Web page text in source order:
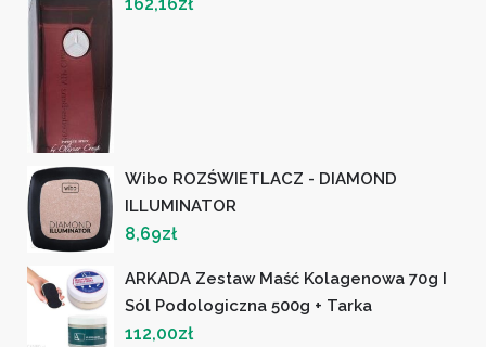
162,16zł
Wibo ROZŚWIETLACZ - DIAMOND
ILLUMINATOR
8,69zł
ARKADA Zestaw Maść Kolagenowa 70g I
Sól Podologiczna 500g + Tarka
112,00zł